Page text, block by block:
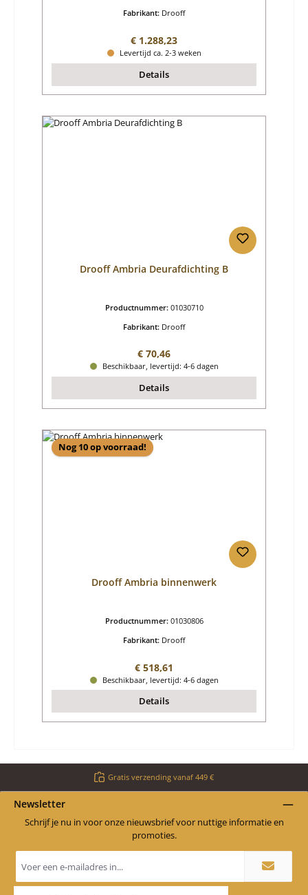
Fabrikant: Drooff
Normale prijs:
€ 1.288,23
Levertijd ca. 2-3 weken
Details
Drooff Ambria Deurafdichting B
Productnummer: 01030710
Fabrikant: Drooff
Normale prijs:
€ 70,46
Beschikbaar, levertijd: 4-6 dagen
Details
Nog 10 op voorraad!
Drooff Ambria binnenwerk
Productnummer: 01030806
Fabrikant: Drooff
Normale prijs:
€ 518,61
Beschikbaar, levertijd: 4-6 dagen
Details
Gratis verzending vanaf 449 €
Newsletter
Schrijf je nu in voor onze nieuwsbrief voor nuttige informatie en
promoties.
mailadres
*